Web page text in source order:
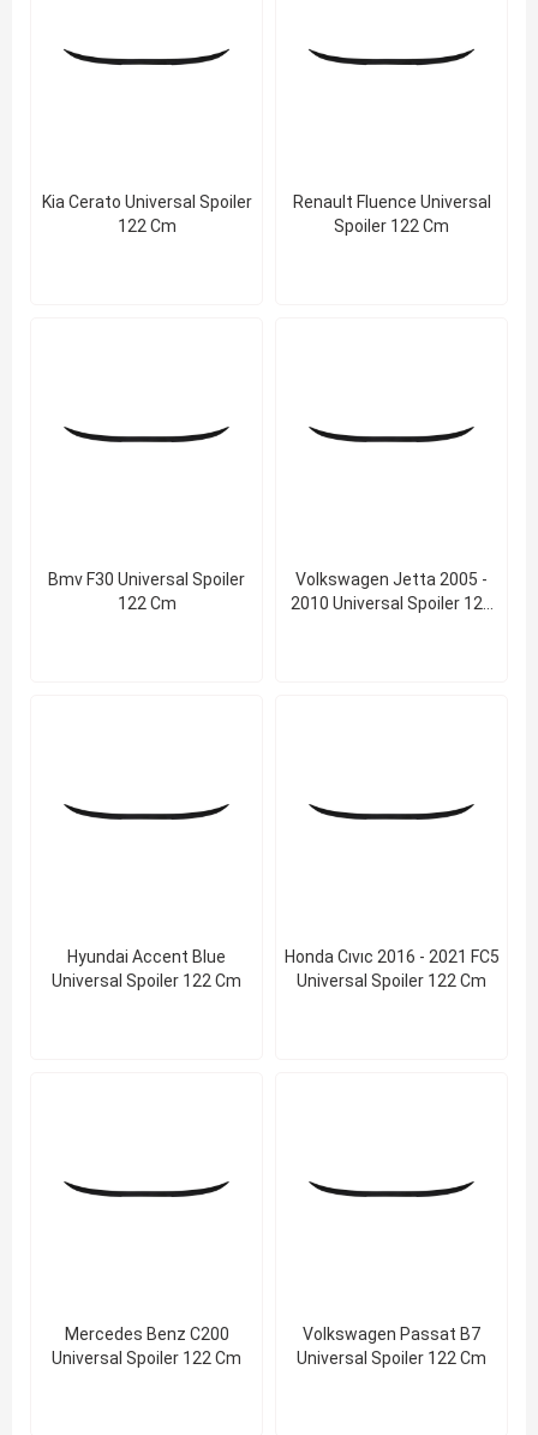
Kia Cerato Universal Spoiler
122 Cm
Renault Fluence Universal
Spoiler 122 Cm
Bmv F30 Universal Spoiler
122 Cm
Volkswagen Jetta 2005 -
2010 Universal Spoiler 122
Hyundai Accent Blue
Universal Spoiler 122 Cm
Honda Cıvıc 2016 - 2021 FC5
Universal Spoiler 122 Cm
Mercedes Benz C200
Universal Spoiler 122 Cm
Volkswagen Passat B7
Universal Spoiler 122 Cm